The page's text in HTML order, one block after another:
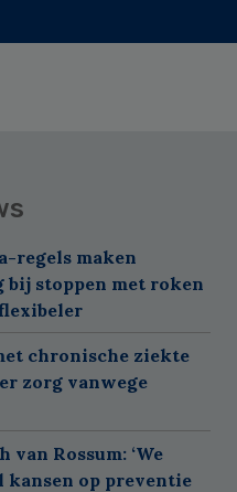
regels maken
bij stoppen met roken
chronische ziekte
zorg vanwege
van Rossum: ‘We
kansen op preventie